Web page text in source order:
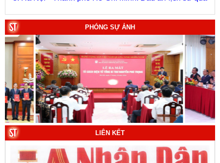
9. Đường Hồ Chí Minh trên biển - Bản hùng ca bất diệt
của dân tộc Việt Nam. Tác giả: TS. Vũ Trọng Hùng
(Viện Lịch sử Đảng).
10. Một vành đai, một con đường: Hành trình dài của
Trung Quốc đến năm 2049 (Sách tham khảo).Tác
giả:Michael H. Glantz, Robert J. Ross và Gavin G.
Daugherty (Đồng tác giả).
PHÓNG SỰ ẢNH
LIÊN KẾT